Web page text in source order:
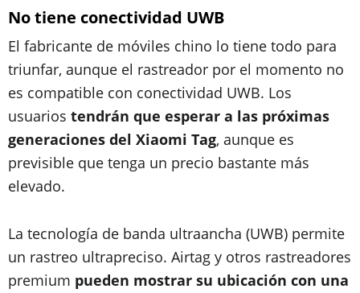
No tiene conectividad UWB
El fabricante de móviles chino lo tiene todo para
triunfar, aunque el rastreador por el momento no
es compatible con conectividad UWB. Los
usuarios tendrán que esperar a las próximas
generaciones del Xiaomi Tag, aunque es
previsible que tenga un precio bastante más
elevado.
La tecnología de banda ultraancha (UWB) permite
un rastreo ultrapreciso. Airtag y otros rastreadores
premium pueden mostrar su ubicación con una